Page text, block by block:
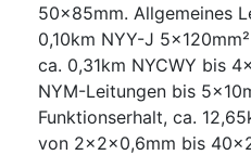
50x85mm. Allgemeines
0,10km NYY-J
ca. 0,31km NYCWY bis
NYM-Leitungen bis
Funktionserhalt, ca.
von 2x2x0,6mm bis